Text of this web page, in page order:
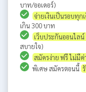
บาท/ออเดอร์)
จ่ายเงินเป็นรอบทุก
เกิน 300 บาท
เว็บประกันออนไล
สบายใจ)
สมัครง่าย ฟรี ไม่มีค่
พิเศษ สมัครตอนนี้